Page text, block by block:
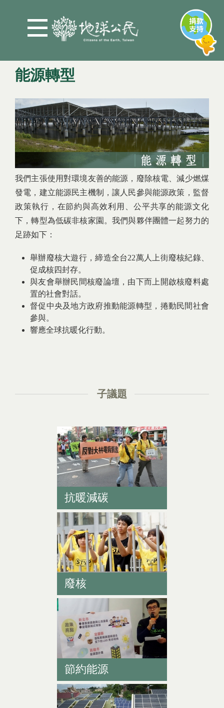
能源轉型
您在這裡
我們主張使用對環境友善的能源，廢除核電、減少燃煤
發電，建立能源民主機制，讓人民參與能源政策，監督
政策執行，在節約與高效利用、公平共享的能源文化
下，轉型為低碳非核家園。我們與夥伴團體一起努力的
足跡如下：
舉辦廢核大遊行，締造全台22萬人上街廢核紀錄、
促成核四封存。
與友會舉辦民間核廢論壇，由下而上開啟核廢料處
置的社會對話。
督促中央及地方政府推動能源轉型，捲動民間社會
參與。
​響應全球抗暖化行動。
子議題
抗暖減碳
廢核
節約能源